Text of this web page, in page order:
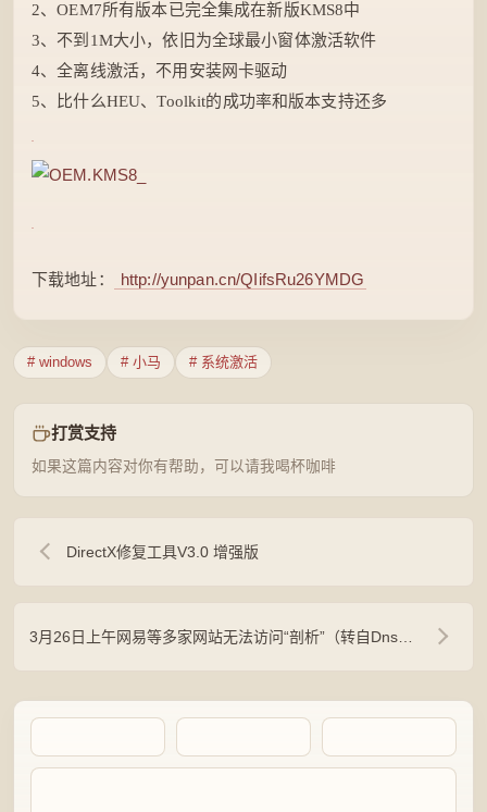
2、OEM7所有版本已完全集成在新版KMS8中
3、不到1M大小，依旧为全球最小窗体激活软件
4、全离线激活，不用安装网卡驱动
5、比什么HEU、Toolkit的成功率和版本支持还多
下载地址： http://yunpan.cn/QIifsRu26YMDG
# windows # 小马 # 系统激活
打赏支持
如果这篇内容对你有帮助，可以请我喝杯咖啡
DirectX修复工具V3.0 增强版